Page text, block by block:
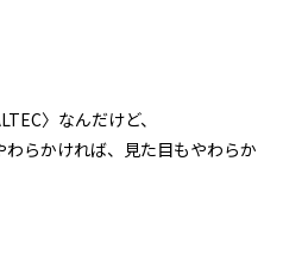
〉なんだけど、
らかければ、見た目もやわらか